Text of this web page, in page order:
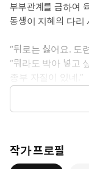
부부관계를 금하여
동생이 지혜의 다리
“뒤로는 싫어요. 도
“뭐라도 박아 넣고
종부 자질이 있네.”
가문, 금기, 욕망이
작가 프로필